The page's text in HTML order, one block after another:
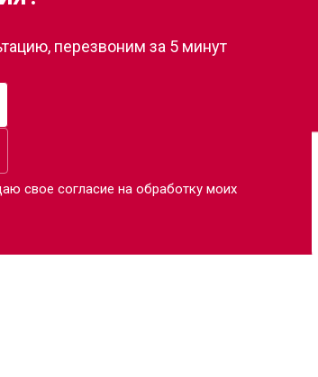
перезвоним за 5 минут
свое согласие на обработку моих